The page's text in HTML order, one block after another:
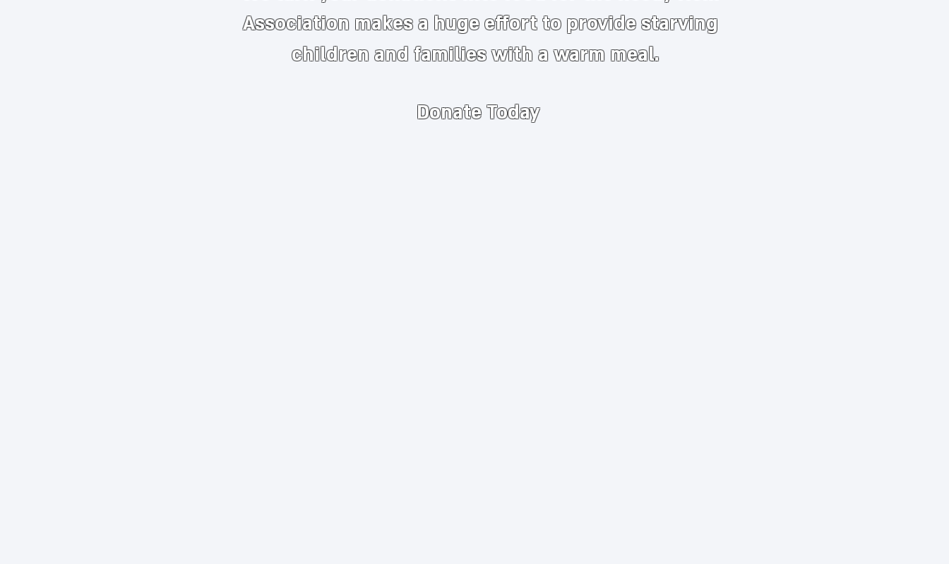
Association makes a hugeeffort to provide starving
children and families with a warm meal.
Donate Today